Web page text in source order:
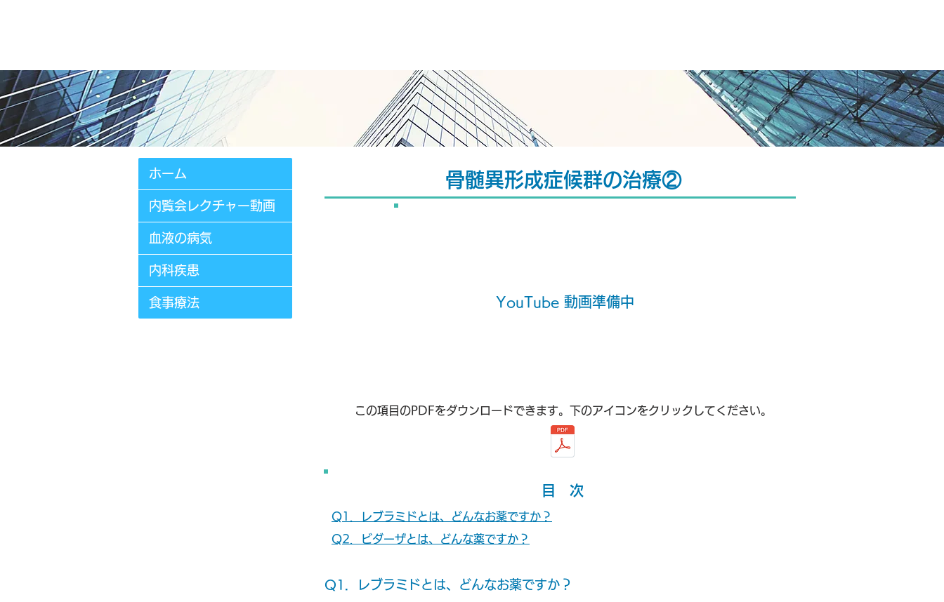
骨髄異形成症候群の治療②
YouTube 動画準備中
この項目のPDFをダウンロードできます。下のアイコンをクリックしてください。
目 次
Q1．レブラミドとは、どんなお薬ですか？
Q2．ビダーザとは、どんな薬ですか？
Q1． レブラミドとは、どんなお薬ですか ？
ホーム
内覧会レクチャー動画
血液の病気
内科疾患
食事療法